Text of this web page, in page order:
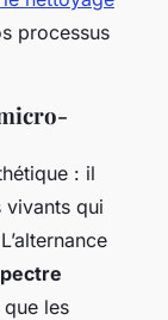
processus
: il
vivants qui
les